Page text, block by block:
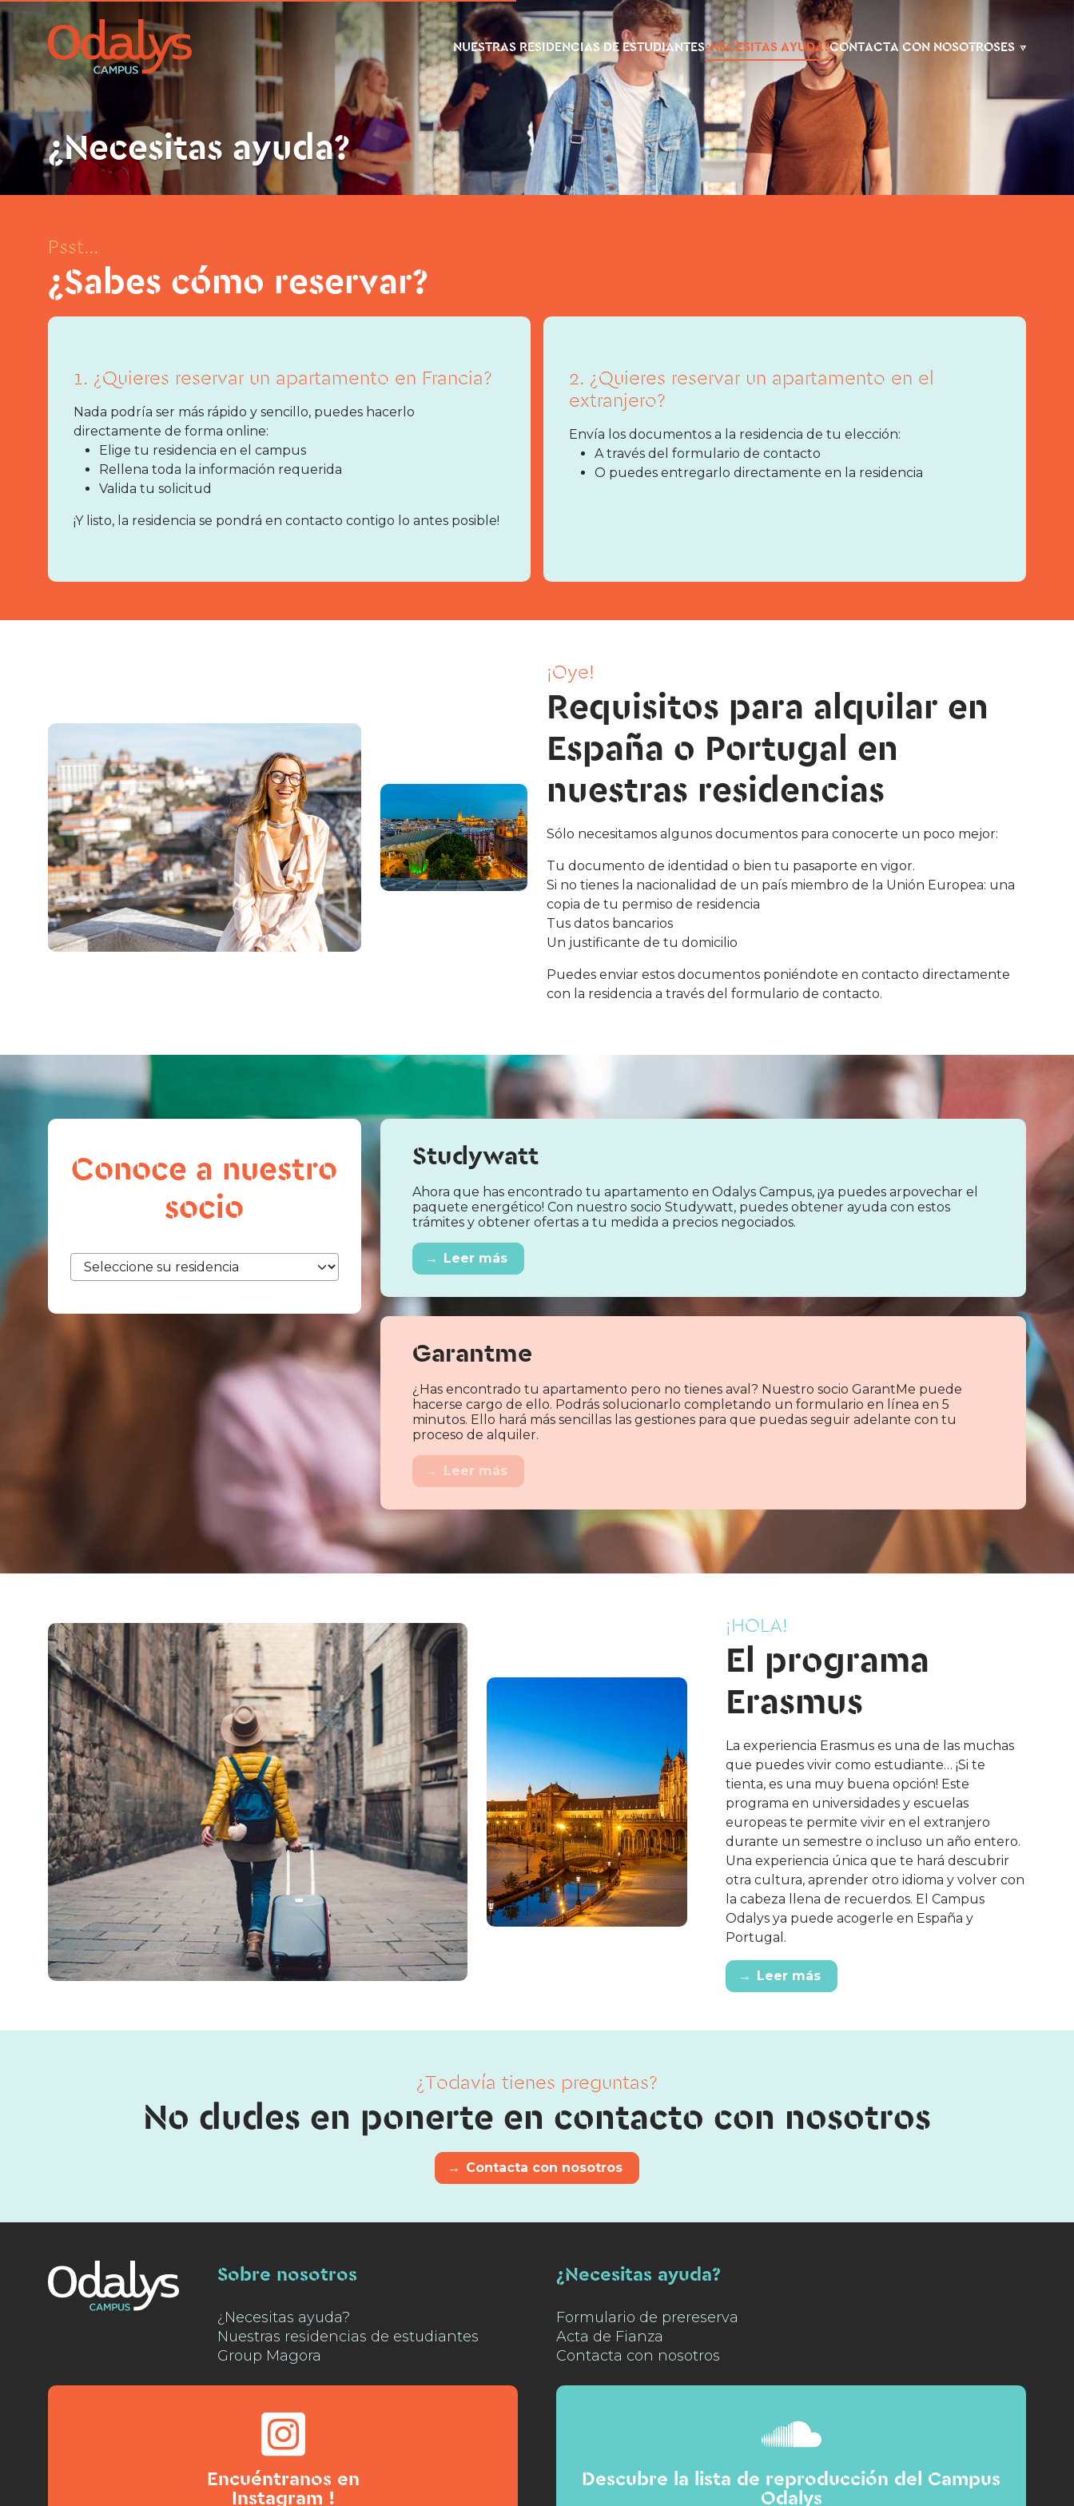
NUESTRAS RESIDENCIAS DE ESTUDIANTES¿NECESITAS AYUDA?CONTACTA CON NOSOTROSES
¿Necesitas ayuda?
Psst...
¿Sabes cómo reservar?
1. ¿Quieres reservar un apartamento en Francia?
Nada podría ser más rápido y sencillo, puedes hacerlo
directamente de forma online:
Elige tu residencia en el campus
Rellena toda la información requerida
Valida tu solicitud
¡Y listo, la residencia se pondrá en contacto contigo lo antes posible!
2. ¿Quieres reservar un apartamento en el
extranjero?
Envía los documentos a la residencia de tu elección:
A través del formulario de contacto
O puedes entregarlo directamente en la residencia
¡Oye!
Requisitos para alquilar en
España o Portugal en
nuestras residencias
Sólo necesitamos algunos documentos para conocerte un poco mejor:
Tu documento de identidad o bien tu pasaporte en vigor.
Si no tienes la nacionalidad de un país miembro de la Unión Europea: una
copia de tu permiso de residencia
Tus datos bancarios
Un justificante de tu domicilio
Puedes enviar estos documentos poniéndote en contacto directamente
con la residencia a través del formulario de contacto.
Conoce a nuestro
socio
Studywatt
Ahora que has encontrado tu apartamento en Odalys Campus, ¡ya puedes arpovechar el
paquete energético! Con nuestro socio Studywatt, puedes obtener ayuda con estos
trámites y obtener ofertas a tu medida a precios negociados.
→ Leer más
Garantme
¿Has encontrado tu apartamento pero no tienes aval? Nuestro socio GarantMe puede
hacerse cargo de ello. Podrás solucionarlo completando un formulario en línea en 5
minutos. Ello hará más sencillas las gestiones para que puedas seguir adelante con tu
proceso de alquiler.
→ Leer más
¡HOLA!
El programa
Erasmus
La experiencia Erasmus es una de las muchas
que puedes vivir como estudiante… ¡Si te
tienta, es una muy buena opción! Este
programa en universidades y escuelas
europeas te permite vivir en el extranjero
durante un semestre o incluso un año entero.
Una experiencia única que te hará descubrir
otra cultura, aprender otro idioma y volver con
la cabeza llena de recuerdos. El Campus
Odalys ya puede acogerle en España y
Portugal.
→ Leer más
¿Todavía tienes preguntas?
No dudes en ponerte en contacto con nosotros
→ Contacta con nosotros
Sobre nosotros
¿Necesitas ayuda?
Nuestras residencias de estudiantes
Group Magora
¿Necesitas ayuda?
Formulario de prereserva
Acta de Fianza
Contacta con nosotros
Encuéntranos en
Instagram !
Descubre la lista de reproducción del Campus
Odalys